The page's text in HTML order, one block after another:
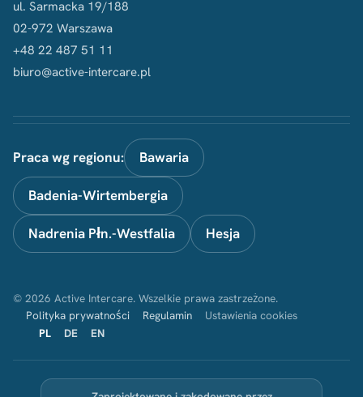
ul. Sarmacka 19/188
02-972 Warszawa
+48 22 487 51 11
biuro@active-intercare.pl
Praca wg regionu: Bawaria
Badenia-Wirtembergia
Nadrenia Płn.-Westfalia Hesja
© 2026 Active Intercare. Wszelkie prawa zastrzeżone.
Polityka prywatności
Regulamin
Ustawienia cookies
PL
DE EN